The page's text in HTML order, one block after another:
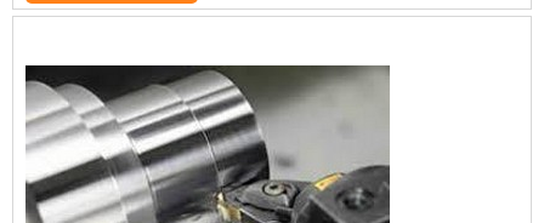
robustos. Para isso, seguem as
projetos detalhados, garantindo a entrega
de peças exclusivas e funcionais. MAIS
DETALHES S...